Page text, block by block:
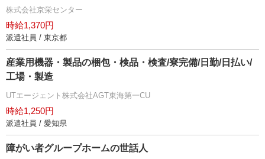
株式会社京栄センター
時給1,370円
派遣社員 / 東京都
産業用機器・製品の梱包・検品・検査/寮完備/日勤/日払い/
工場・製造
UTエージェント株式会社AGT東海第一CU
時給1,250円
派遣社員 / 愛知県
障がい者グループホームの世話人